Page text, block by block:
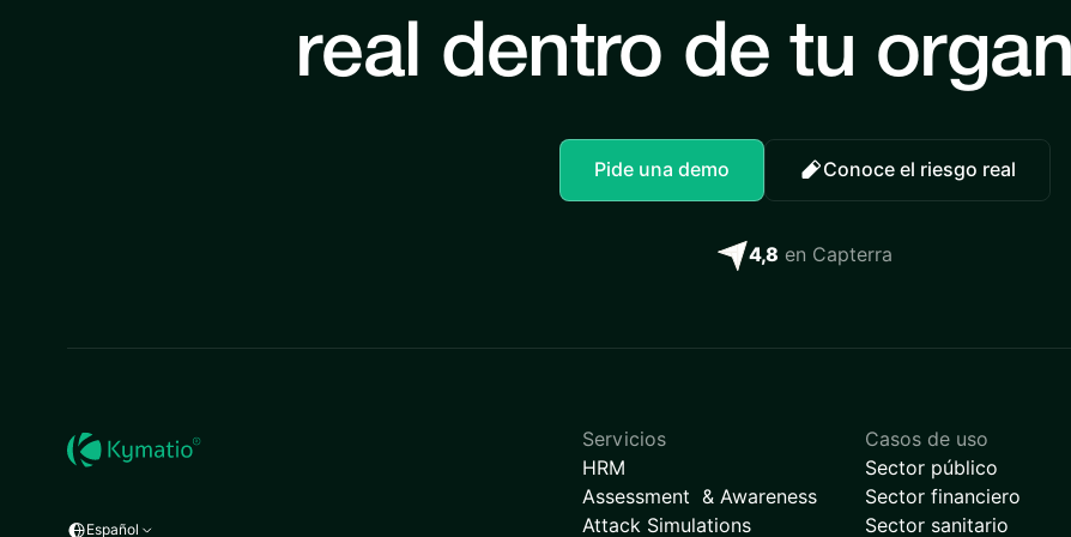
real dentro de tu
Pide una demo Conoce el riesgo real
4,8 en Capterra
Español
Servicios
HRM
Assessment & Awareness
Attack Simulations
Casos de uso
Sector público
Sector financiero
Sector sanitario